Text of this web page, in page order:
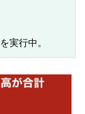
を実行中。